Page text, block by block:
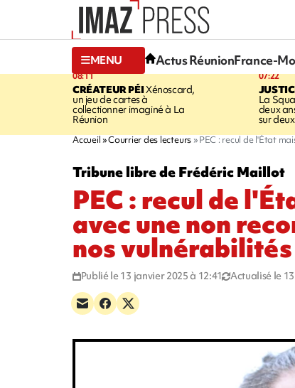
MENU Actus RéunionFrance-
08:11
CRÉATEUR PÉIXénoscard,
un jeu de cartes à
collectionner imaginé à La
Réunion
07:22
La
deux
sur
Accueil Courrier des lecteurs PEC : recul de l'État
Tribune libre de Frédéric Maillot
PEC : recul de
avec une non
nos vulnérabilités
Publié le 13 janvier 2025 à 12:41 Actualisé le